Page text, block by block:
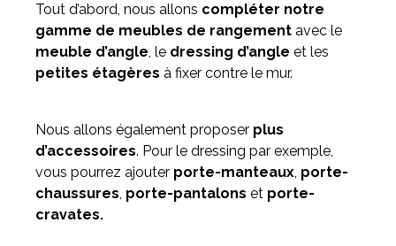
Tout d’abord, nous allons compléter notre
gamme de meubles de rangement avec le
meuble d’angle, le dressing d’angle et les
petites étagères à fixer contre le mur.
Nous allons également proposer plus
d’accessoires. Pour le dressing par exemple,
vous pourrez ajouter porte-manteaux, porte-
chaussures, porte-pantalons et porte-
cravates.